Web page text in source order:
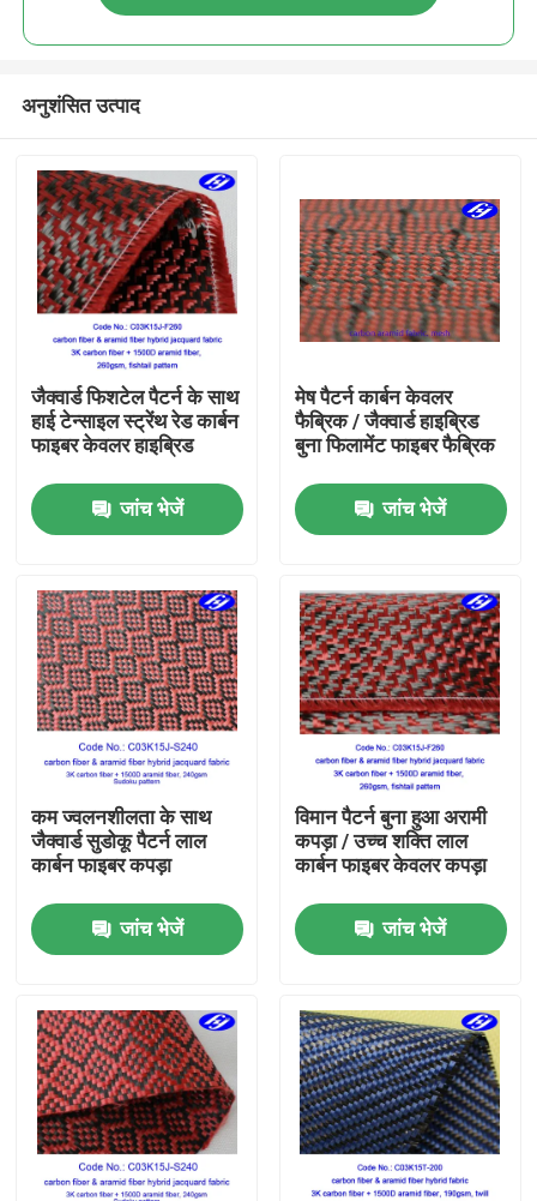
वीडियो
हमारे बारे में
फैक्टरी यात्रा
हमसे संपर्क करें
समाचार
एक बोली का अनुरोध
कार्बन अरामी फैब्रिक
अनुशंसित उत्पाद
जैक्वार्ड फिशटेल पैटर्न के साथ
हाई टेन्साइल स्ट्रेंथ रेड कार्बन
फाइबर केवलर हाइब्रिड
जांच भेजें
मेष पैटर्न कार्बन केवलर
फैब्रिक / जैक्वार्ड हाइब्रिड
बुना फिलामेंट फाइबर फैब्रिक
जांच भेजें
कम ज्वलनशीलता के साथ
जैक्वार्ड सुडोकू पैटर्न लाल
कार्बन फाइबर कपड़ा
जांच भेजें
विमान पैटर्न बुना हुआ अरामी
कपड़ा / उच्च शक्ति लाल
कार्बन फाइबर केवलर कपड़ा
जांच भेजें